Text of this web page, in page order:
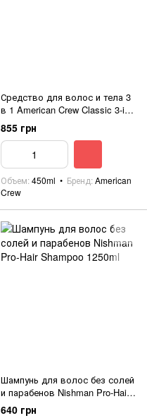
Средство для волос и тела 3
в 1 American Crew Classic 3-in-
1 450 мл
855 грн
Объем 450ml Бренд American
Crew
Шампунь для волос без солей
и парабенов Nishman Pro-Hair
Shampoo 1250ml
640 грн